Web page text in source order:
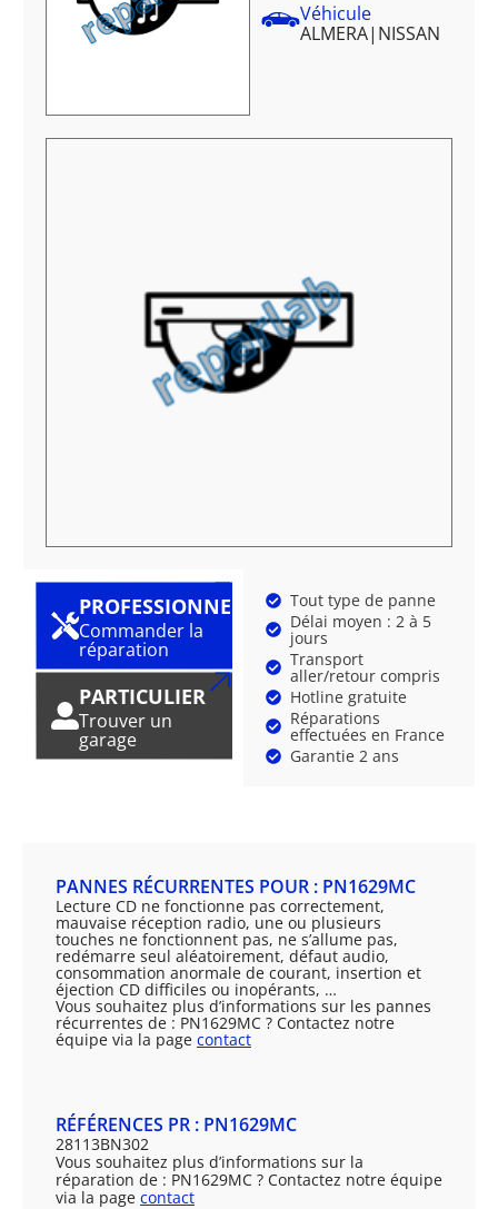
Véhicule
ALMERA| NISSAN
PROFESSIONNEL
Commander la
réparation
PARTICULIER
Trouver un
garage
Tout type de panne
Délai moyen : 2 à 5
jours
Transport
aller/retour compris
Hotline gratuite
Réparations
effectuées en France
Garantie 2 ans
PANNES RÉCURRENTES POUR : PN1629MC
Lecture CD ne fonctionne pas correctement,
mauvaise réception radio, une ou plusieurs
touches ne fonctionnent pas, ne s’allume pas,
redémarre seul aléatoirement, défaut audio,
consommation anormale de courant, insertion et
éjection CD difficiles ou inopérants, …
Vous souhaitez plus d’informations sur les pannes
récurrentes de : PN1629MC ? Contactez notre
équipe via la page contact
RÉFÉRENCES PR : PN1629MC
28113BN302
Vous souhaitez plus d’informations sur la
réparation de : PN1629MC ? Contactez notre équipe
via la page contact